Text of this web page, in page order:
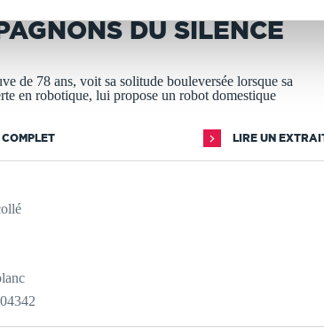
DU SILENCE
de 78 ans, voit sa solitude bouleversée lorsque sa
en robotique, lui propose un robot domestique
LIRE UN